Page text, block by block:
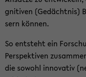
gni­ti­ven (Ge­dächt­nis)
sern kön­nen.
So ent­steht ein
Per­spek­ti­ven
die so­wohl in­no­va­tiv